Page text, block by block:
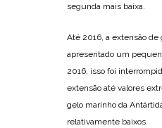
segunda mais baixa.
Até 2016, a extensão
apresentado um
2016, isso foi
extensão até valores
gelo marinho da
relativamente baixos.